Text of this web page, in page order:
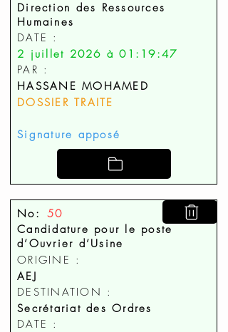
Direction des Ressources
Humaines
DATE :
2 juillet 2026 à 01:19:47
PAR :
HASSANE MOHAMED
DOSSIER TRAITE
Signature apposé
No: 50
Candidature pour le poste
d’Ouvrier d’Usine
ORIGINE :
AEJ
DESTINATION :
Secrétariat des Ordres
DATE :